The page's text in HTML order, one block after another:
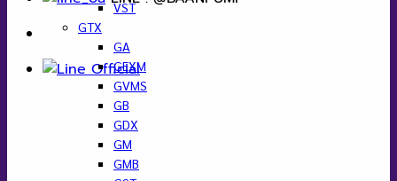
VST
GTX
GA
GEXM
GVMS
GB
GDX
GM
GMB